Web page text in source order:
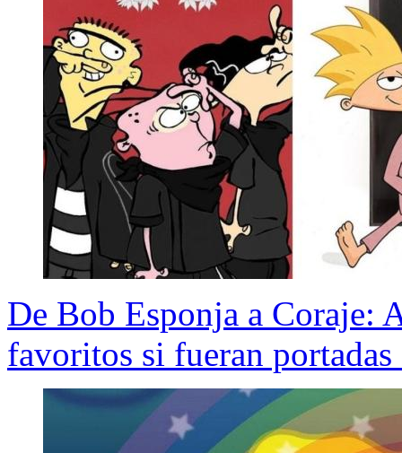
De Bob Esponja a Coraje:
favoritos si fueran portadas